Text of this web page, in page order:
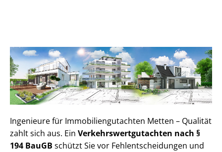
Ingenieure für Im­mo­bi­li­en­gut­ach­ten Metten – Qualität
zahlt sich aus. Ein Ver­kehrs­wert­gut­ach­ten nach §
194 BauGB schützt Sie vor Fehl­ent­schei­dun­gen und